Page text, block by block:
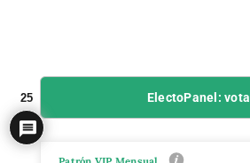
ElectoPanel: vota
25